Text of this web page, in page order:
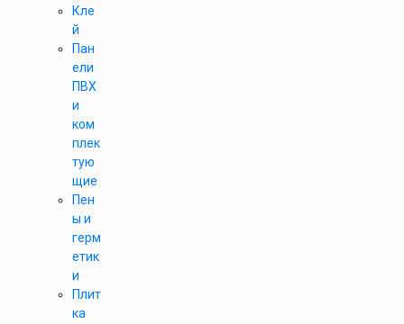
Кле
й
Пан
ели
ПВХ
и
ком
плек
тую
щие
Пен
ы и
герм
етик
и
Плит
ка